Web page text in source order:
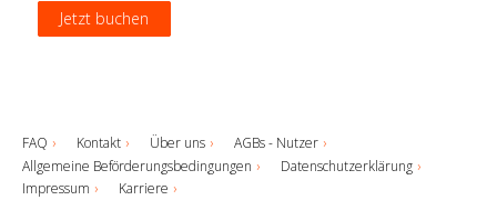
Jetzt buchen
Jetzt buchen
Jetzt buchen
Jetzt buchen
FAQ Kontakt Über uns
AGBs - Nutzer
Allgemeine Beförderungsbedingungen
Datenschutzerklärung
Impressum
Karriere